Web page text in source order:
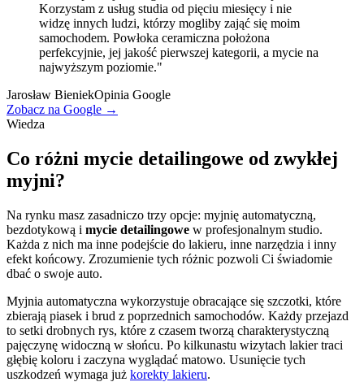
Korzystam z usług studia od pięciu miesięcy i nie
widzę innych ludzi, którzy mogliby zająć się moim
samochodem. Powłoka ceramiczna położona
perfekcyjnie, jej jakość pierwszej kategorii, a mycie na
najwyższym poziomie."
Jarosław BieniekOpinia Google
Zobacz na Google →
Wiedza
Co różni mycie detailingowe od zwykłej
myjni?
Na rynku masz zasadniczo trzy opcje: myjnię automatyczną,
bezdotykową i mycie detailingowe w profesjonalnym studio.
Każda z nich ma inne podejście do lakieru, inne narzędzia i inny
efekt końcowy. Zrozumienie tych różnic pozwoli Ci świadomie
dbać o swoje auto.
Myjnia automatyczna wykorzystuje obracające się szczotki, które
zbierają piasek i brud z poprzednich samochodów. Każdy przejazd
to setki drobnych rys, które z czasem tworzą charakterystyczną
pajęczynę widoczną w słońcu. Po kilkunastu wizytach lakier traci
głębię koloru i zaczyna wyglądać matowo. Usunięcie tych
uszkodzeń wymaga już korekty lakieru.